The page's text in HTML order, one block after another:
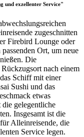
und exzellenter Service"
zugeschnitten
Firebird Lounge oder
Ort, um neue
Die
nach einem
Schiff mit einer
Sushi und das
etwas
gelegentliche
Insgesamt ist die
Alleinreisende, die
Service legen.